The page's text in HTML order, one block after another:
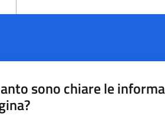
sono chiare le